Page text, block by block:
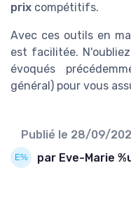
prix compétitifs.
Avec ces outils en
est facilitée.
évoqués
général) pour vous
Publié le 28/09/
par Eve-Marie